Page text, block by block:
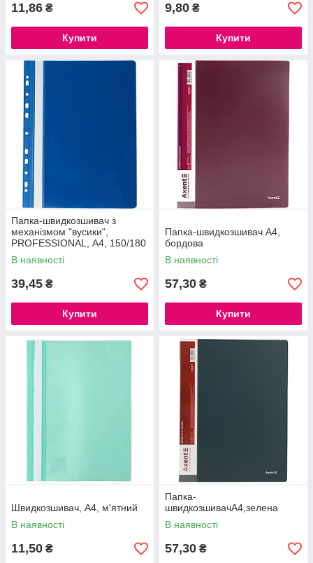
11,86 ₴
Купити
9,80 ₴
Купити
Папка-швидкозшивач з
механізмом "вусики",
PROFESSIONAL, А4, 150/180
мкм, з перфорацією, темно-
синя
В наявності
39,45 ₴
Купити
Папка-швидкозшивач А4,
бордова
В наявності
57,30 ₴
Купити
Швидкозшивач, А4, м'ятний
В наявності
11,50 ₴
Папка-
швидкозшивачА4,зелена
В наявності
57,30 ₴